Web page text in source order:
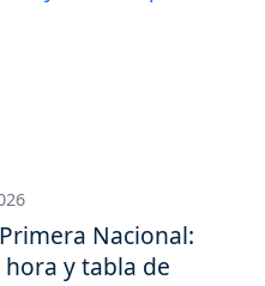
Nacional:
y tabla de